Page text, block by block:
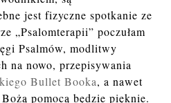
jest fizyczne spotkanie ze
„Psalomterapii” poczułam
Psalmów, modlitwy
na nowo, przepisywania
Bullet Booka, a nawet
pomocą będzie pięknie.